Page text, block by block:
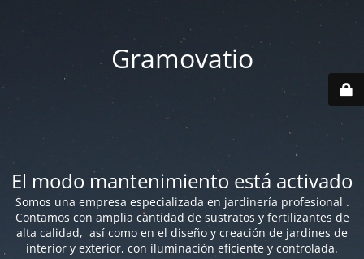
Gramovatio
El modo mantenimiento está activado
Somos una empresa especializada en jardinería profesional .
Contamos con amplia cantidad de sustratos y fertilizantes de
alta calidad, así como en el diseño y creación de jardines de
interior y exterior, con iluminación eficiente y controlada.